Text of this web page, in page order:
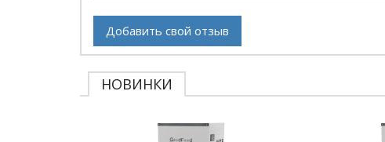
Добавить свой отзыв
НОВИНКИ